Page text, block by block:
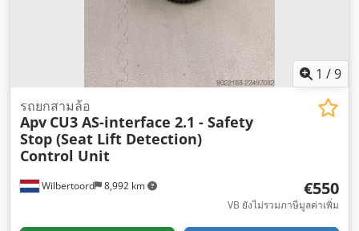
1 /9
Wilbertoord 8,992 km
รถยกสามล้อ
Apv CU3 AS-interface 2.1 - Safety
Stop (Seat Lift Detection)
Control Unit
€550
VB ยังไม่รวมภาษีมูลค่าเพิ่ม